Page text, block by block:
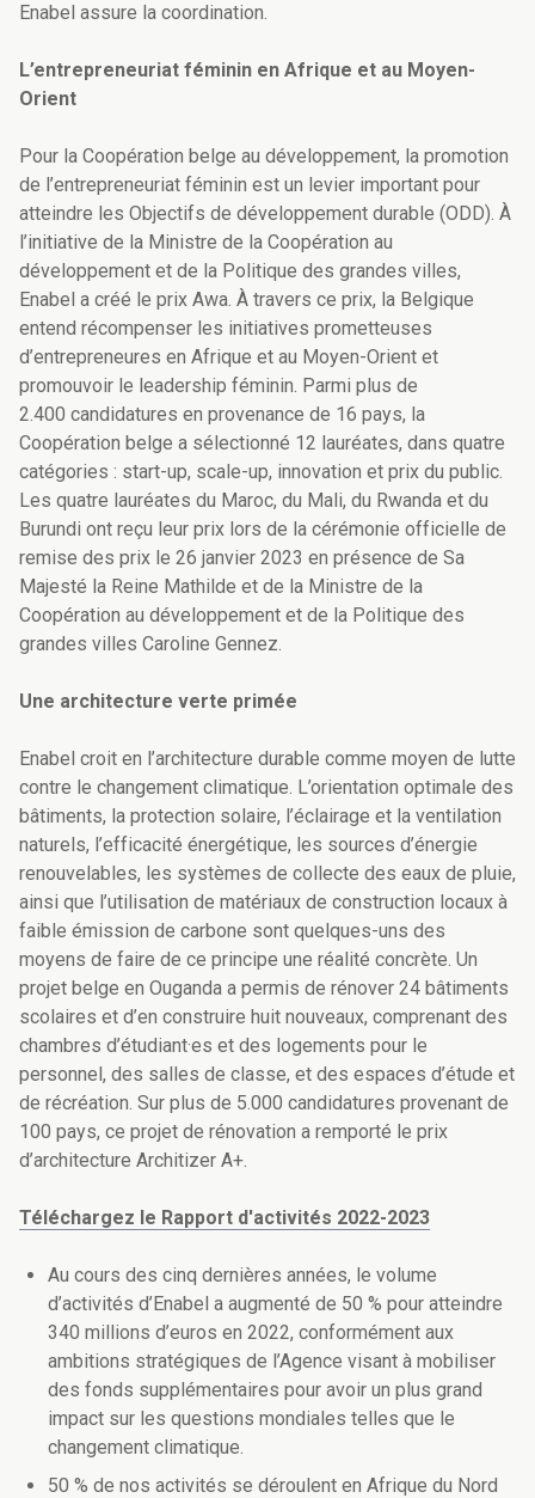
Enabel assure la coordination.
L’entrepreneuriat féminin en Afrique et au Moyen-
Orient
Pour la Coopération belge au développement, la promotion
de l’entrepreneuriat féminin est un levier important pour
atteindre les Objectifs de développement durable (ODD). À
l’initiative de la Ministre de la Coopération au
développement et de la Politique des grandes villes,
Enabel a créé le prix Awa. À travers ce prix, la Belgique
entend récompenser les initiatives prometteuses
d’entrepreneures en Afrique et au Moyen-Orient et
promouvoir le leadership féminin. Parmi plus de
2.400 candidatures en provenance de 16 pays, la
Coopération belge a sélectionné 12 lauréates, dans quatre
catégories : start-up, scale-up, innovation et prix du public.
Les quatre lauréates du Maroc, du Mali, du Rwanda et du
Burundi ont reçu leur prix lors de la cérémonie officielle de
remise des prix le 26 janvier 2023 en présence de Sa
Majesté la Reine Mathilde et de la Ministre de la
Coopération au développement et de la Politique des
grandes villes Caroline Gennez.
Une architecture verte primée
Enabel croit en l’architecture durable comme moyen de lutte
contre le changement climatique. L’orientation optimale des
bâtiments, la protection solaire, l’éclairage et la ventilation
naturels, l’efficacité énergétique, les sources d’énergie
renouvelables, les systèmes de collecte des eaux de pluie,
ainsi que l’utilisation de matériaux de construction locaux à
faible émission de carbone sont quelques-uns des
moyens de faire de ce principe une réalité concrète. Un
projet belge en Ouganda a permis de rénover 24 bâtiments
scolaires et d’en construire huit nouveaux, comprenant des
chambres d’étudiant·es et des logements pour le
personnel, des salles de classe, et des espaces d’étude et
de récréation. Sur plus de 5.000 candidatures provenant de
100 pays, ce projet de rénovation a remporté le prix
d’architecture Architizer A+.
Téléchargez le Rapport d'activités 2022-2023
Au cours des cinq dernières années, le volume
d’activités d’Enabel a augmenté de 50 % pour atteindre
340 millions d’euros en 2022, conformément aux
ambitions stratégiques de l’Agence visant à mobiliser
des fonds supplémentaires pour avoir un plus grand
impact sur les questions mondiales telles que le
changement climatique.
50 % de nos activités se déroulent en Afrique du Nord